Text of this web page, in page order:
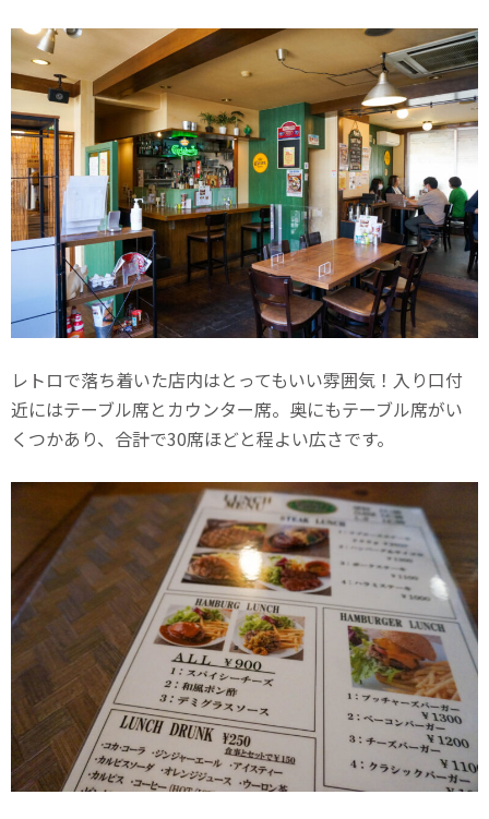
レトロで落ち着いた店内はとってもいい雰囲気！入り口付
近にはテーブル席とカウンター席。奥にもテーブル席がい
くつかあり、合計で30席ほどと程よい広さです。